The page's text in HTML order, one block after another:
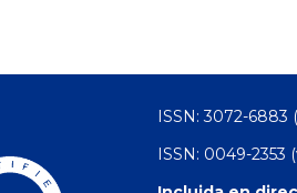
ISSN: 3072-6883
ISSN: 0049-2353